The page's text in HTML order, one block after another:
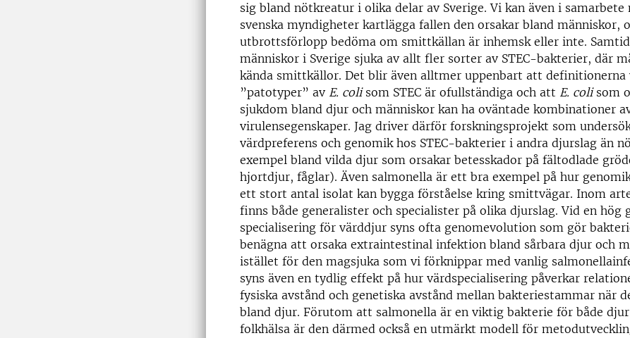
sig bland nötkreatur i olika delar av Sverige. Vi kan även i samarbete
svenska myndigheter kartlägga fallen den orsakar bland människor,
utbrottsförlopp bedöma om smittkällan är inhemsk eller inte.
människor i Sverige sjuka av allt fler sorter av STEC-bakterier, där
kända smittkällor. Det blir även alltmer uppenbart att definitionerna
”patotyper” av E. colisom STEC är ofullständiga och att E. colisom
sjukdom bland djur och människor kan ha oväntade kombinationer
virulensegenskaper. Jag driver därför forskningsprojekt som
värdpreferens och genomik hos STEC-bakterier i andra djurslag än
exempel bland vilda djur som orsakar betesskador på fältodlade
hjortdjur, fåglar). Även salmonella är ett bra exempel på hur
ett stort antal isolat kan bygga förståelse kring smittvägar. Inom
finns både generalister och specialister på olika djurslag. Vid en hög
specialisering för värddjur syns ofta genomevolution som gör
benägna att orsaka extraintestinal infektion bland sårbara djur och
istället för den magsjuka som vi förknippar med vanlig
syns även en tydlig effekt på hur värdspecialisering påverkar
fysiska avstånd och genetiska avstånd mellan bakteriestammar när
bland djur. Förutom att salmonella är en viktig bakterie för både
folkhälsa är den därmed också en utmärkt modell för